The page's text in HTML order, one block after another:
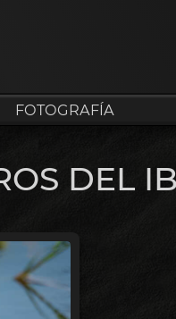
FOTOGRAFÍA
DEL